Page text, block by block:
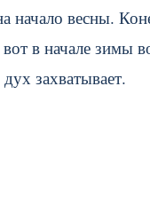
начало весны.
в начале зимы
захватывает.